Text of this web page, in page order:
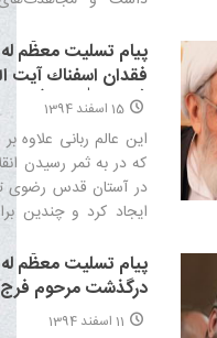
پيام تسليت معظّم
فقدان اسفناك آيت
(رحمة الله عليه)
15 اسفند 1394
اين عالم ربانى علاوه
كه در به ثمر رسيدن
در آستان قدس رضوى
ايجاد كرد و چندين
مقدسه در رفاه كامل
پیام تسلیت معظّم
درگذشت مرحوم فرج
11 اسفند 1394